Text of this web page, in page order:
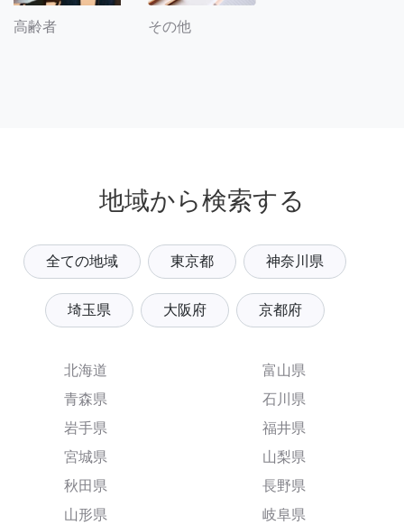
高齢者 その他
地域から検索する
全ての地域 東京都 神奈川県
埼玉県 大阪府 京都府
北海道
青森県
岩手県
宮城県
秋田県
山形県
富山県
石川県
福井県
山梨県
長野県
岐阜県